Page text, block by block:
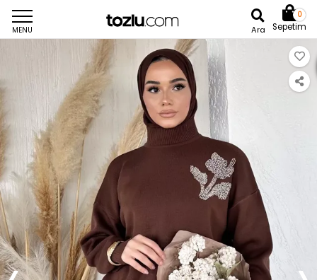
MENU Ara
0
Sepetim